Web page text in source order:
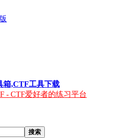
箱,CTF工具下载
- CTF爱好者的练习平台
搜索